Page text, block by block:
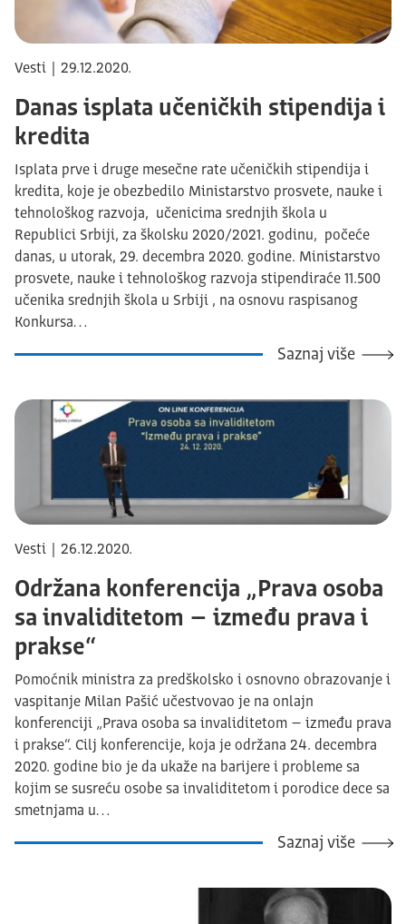
Vesti | 29.12.2020.
Danas isplata učeničkih stipendija i
kredita
Isplata prve i druge mesečne rate učeničkih stipendija i
kredita, koje je obezbedilo Ministarstvo prosvete, nauke i
tehnološkog razvoja, učenicima srednjih škola u
Republici Srbiji, za školsku 2020/2021. godinu, počeće
danas, u utorak, 29. decembra 2020. godine. Ministarstvo
prosvete, nauke i tehnološkog razvoja stipendiraće 11.500
učenika srednjih škola u Srbiji , na osnovu raspisanog
Konkursa…
Saznaj više
Vesti | 26.12.2020.
Održana konferencija „Prava osoba
sa invaliditetom – između prava i
prakse“
Pomoćnik ministra za predškolsko i osnovno obrazovanje i
vaspitanje Milan Pašić učestvovao je na onlajn
konferenciji „Prava osoba sa invaliditetom – između prava
i prakse“. Cilj konferencije, koja je održana 24. decembra
2020. godine bio je da ukaže na barijere i probleme sa
kojim se susreću osobe sa invaliditetom i porodice dece sa
smetnjama u…
Saznaj više